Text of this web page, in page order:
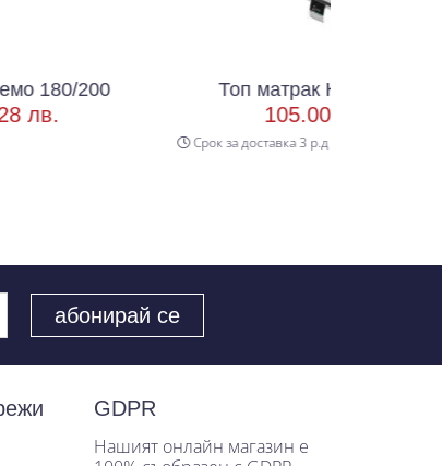
Топ матрак Кашмир Мемо 82/190
205.36 лв.
Срок за доставка 3 р.д
GDPR
Нашият онлайн магазин е